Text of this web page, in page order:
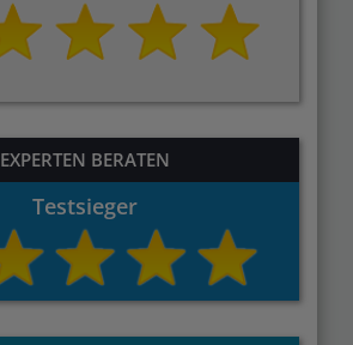
EXPERTEN BERATEN
Testsieger